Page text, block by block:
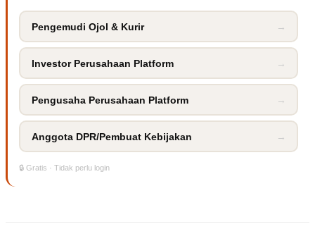
PEDOMAN
PEMBERITAAN
SIBER
PRIVACY
POLICY
Pengemudi Ojol & Kurir →
Investor Perusahaan Platform →
Pengusaha Perusahaan Platform →
Anggota DPR/Pembuat Kebijakan →
🔒 Gratis · Tidak perlu login